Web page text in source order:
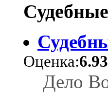
Оценка:
Дело